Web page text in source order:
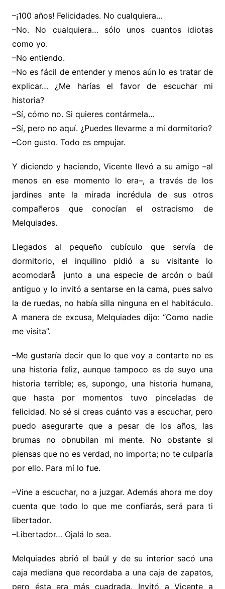
–¡100 años! Felicidades. No cualquiera…
–No. No cualquiera… sólo unos cuantos idiotas
como yo.
–No entiendo.
–No es fácil de entender y menos aún lo es tratar de
explicar… ¿Me harías el favor de escuchar mi
historia?
–Sí, cómo no. Si quieres contármela…
–Sí, pero no aquí. ¿Puedes llevarme a mi dormitorio?
–Con gusto. Todo es empujar.
Y diciendo y haciendo, Vicente llevó a su amigo –al
menos en ese momento lo era–, a través de los
jardines ante la mirada incrédula de sus otros
compañeros que conocían el ostracismo de
Melquiades.
Llegados al pequeño cubículo que servía de
dormitorio, el inquilino pidió a su visitante lo
acomodarå junto a una especie de arcón o baúl
antiguo y lo invitó a sentarse en la cama, pues salvo
la de ruedas, no había silla ninguna en el habitáculo.
A manera de excusa, Melquiades dijo: “Como nadie
me visita”.
–Me gustaría decir que lo que voy a contarte no es
una historia feliz, aunque tampoco es de suyo una
historia terrible; es, supongo, una historia humana,
que hasta por momentos tuvo pinceladas de
felicidad. No sé si creas cuánto vas a escuchar, pero
puedo asegurarte que a pesar de los años, las
brumas no obnubilan mi mente. No obstante si
piensas que no es verdad, no importa; note culparía
por ello. Para mí lo fue.
–Vine a escuchar, no a juzgar. Además ahora me doy
cuenta que todo lo que me confiarás, será para ti
libertador.
–Libertador… Ojalá lo sea.
Melquiades abrió el baúl y de su interior sacó una
caja mediana que recordaba a una caja de zapatos,
pero ésta era más cuadrada. Invitó a Vicente a